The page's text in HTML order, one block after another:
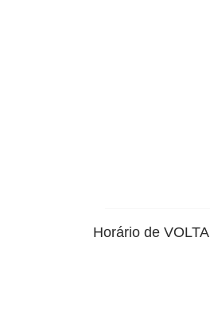
Horário de VOLTA